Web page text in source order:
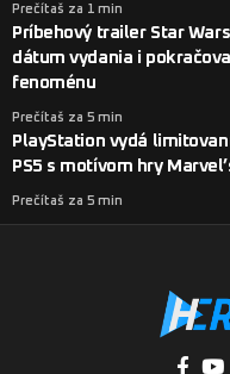
Prečítaš za 1 min
Príbehový trailer Star
dátum vydania i
fenoménu
Prečítaš za 5 min
PlayStation vydá
PS5 s motívom hry
Prečítaš za 5 min